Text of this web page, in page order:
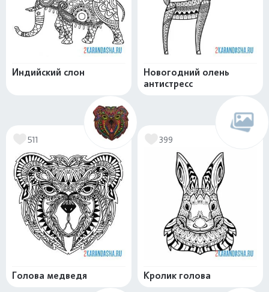
Индийский слон
Новогодний олень
антистресс
511
Голова медведя
399
Кролик голова